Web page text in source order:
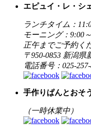
エピュイ・レ・シ
ランチタイム：
モーニング：9:00
正午までご予約く
〒950-0853 新潟県
電話番号：025-
手作りぱんとおそ
（一時休業中）